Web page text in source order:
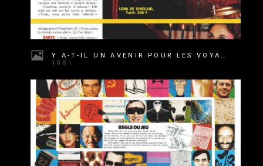
Y A-T-IL UN AVENIR POUR LES VOYANTES ?
1981